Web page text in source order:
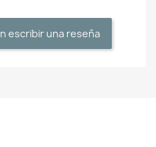
escribir una reseña